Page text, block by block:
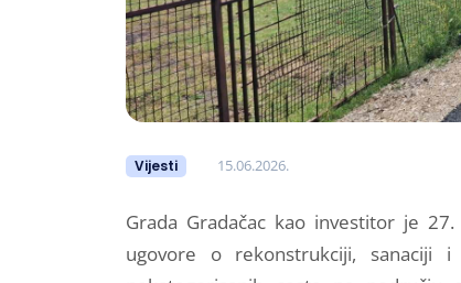
Vijesti 15.06.2026.
Grada Gradačac kao investitor je
ugovore o rekonstrukciji, sanaciji